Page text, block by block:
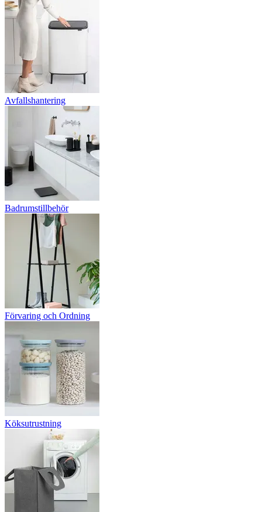
Avfallshantering
Badrumstillbehör
Förvaring och Ordning
Köksutrustning